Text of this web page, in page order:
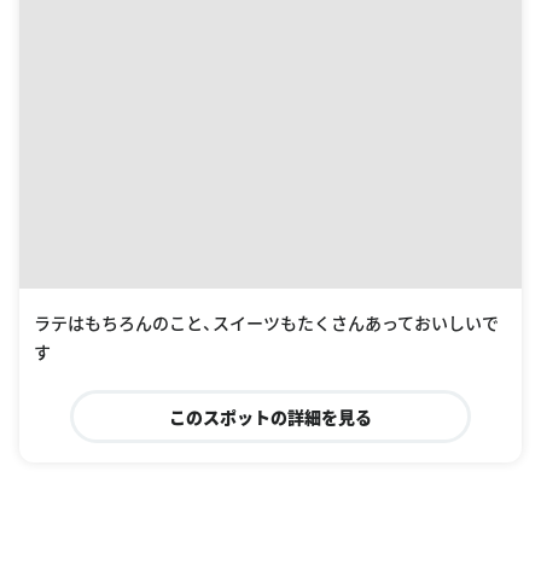
ラテはもちろんのこと、スイーツもたくさんあっておいしいで
す
このスポットの詳細を見る